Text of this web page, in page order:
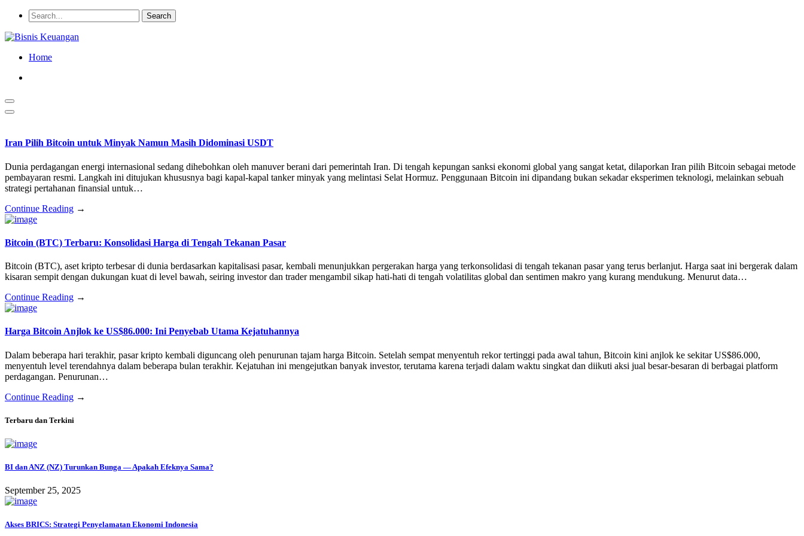
Home
Iran Pilih Bitcoin untuk Minyak Namun Masih Didominasi USDT
Dunia perdagangan energi internasional sedang dihebohkan oleh manuver berani dari pemerintah Iran. Di tengah kepungan sanksi ekonomi global yang sangat ketat, dilaporkan Iran pilih Bitcoin sebagai metode
pembayaran resmi. Langkah ini ditujukan khususnya bagi kapal-kapal tanker minyak yang melintasi Selat Hormuz. Penggunaan Bitcoin ini dipandang bukan sekadar eksperimen teknologi, melainkan sebuah
strategi pertahanan finansial untuk…
Continue Reading →
Bitcoin (BTC) Terbaru: Konsolidasi Harga di Tengah Tekanan Pasar
Bitcoin (BTC), aset kripto terbesar di dunia berdasarkan kapitalisasi pasar, kembali menunjukkan pergerakan harga yang terkonsolidasi di tengah tekanan pasar yang terus berlanjut. Harga saat ini bergerak dalam
kisaran sempit dengan dukungan kuat di level bawah, seiring investor dan trader mengambil sikap hati-hati di tengah volatilitas global dan sentimen makro yang kurang mendukung. Menurut data…
Continue Reading →
Harga Bitcoin Anjlok ke US$86.000: Ini Penyebab Utama Kejatuhannya
Dalam beberapa hari terakhir, pasar kripto kembali diguncang oleh penurunan tajam harga Bitcoin. Setelah sempat menyentuh rekor tertinggi pada awal tahun, Bitcoin kini anjlok ke sekitar US$86.000,
menyentuh level terendahnya dalam beberapa bulan terakhir. Kejatuhan ini mengejutkan banyak investor, terutama karena terjadi dalam waktu singkat dan diikuti aksi jual besar-besaran di berbagai platform
perdagangan. Penurunan…
Continue Reading →
Terbaru dan Terkini
BI dan ANZ (NZ) Turunkan Bunga — Apakah Efeknya Sama?
September 25, 2025
Akses BRICS: Strategi Penyelamatan Ekonomi Indonesia